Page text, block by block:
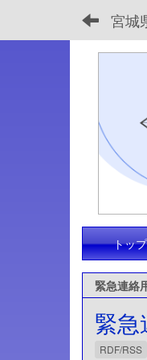
宮城
トッ
緊急連絡
緊急
RDF/RSS